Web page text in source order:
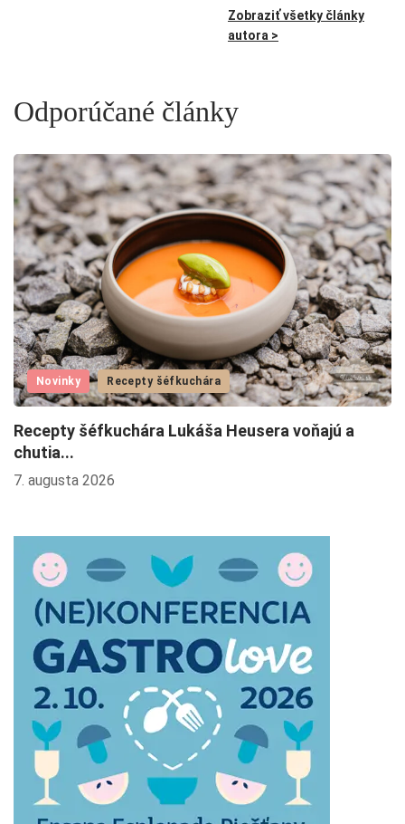
Zobraziť všetky články
autora >
Odporúčané články
Novinky Recepty šéfkuchára
Recepty šéfkuchára Lukáša Heusera voňajú a
chutia...
7. augusta 2026